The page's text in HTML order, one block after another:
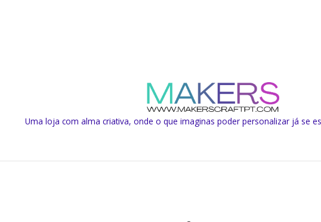
Uma loja com alma criativa, onde o que imaginas poder personalizar já se